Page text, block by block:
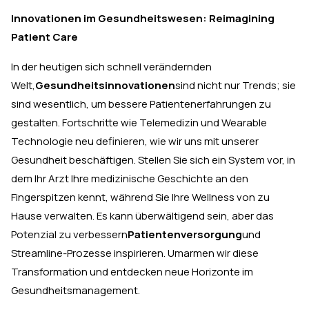
Innovationen im Gesundheitswesen: Reimagining
Patient Care
In der heutigen sich schnell verändernden
Welt,Gesundheitsinnovationensind nicht nur Trends; sie
sind wesentlich, um bessere Patientenerfahrungen zu
gestalten. Fortschritte wie Telemedizin und Wearable
Technologie neu definieren, wie wir uns mit unserer
Gesundheit beschäftigen. Stellen Sie sich ein System vor, in
dem Ihr Arzt Ihre medizinische Geschichte an den
Fingerspitzen kennt, während Sie Ihre Wellness von zu
Hause verwalten. Es kann überwältigend sein, aber das
Potenzial zu verbessernPatientenversorgungund
Streamline-Prozesse inspirieren. Umarmen wir diese
Transformation und entdecken neue Horizonte im
Gesundheitsmanagement.